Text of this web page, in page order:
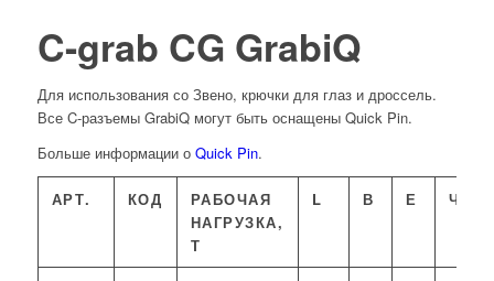
C-grab CG GrabiQ
Для использования со Звено, крючки для глаз и дроссель.
Все C-разъемы GrabiQ могут быть оснащены Quick Pin.
Больше информации о Quick Pin.
АРТ. КОД
РАБОЧАЯ
НАГРУЗКА,
Т
L В Е ЧАС